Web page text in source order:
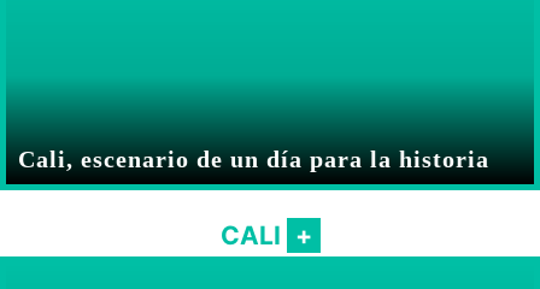
Cali, escenario de un día para la historia
CALI